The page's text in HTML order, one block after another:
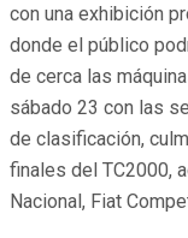
con una exhibición
donde el público
de cerca las
sábado 23 con las
de clasificación,
finales del TC2000,
Nacional, Fiat